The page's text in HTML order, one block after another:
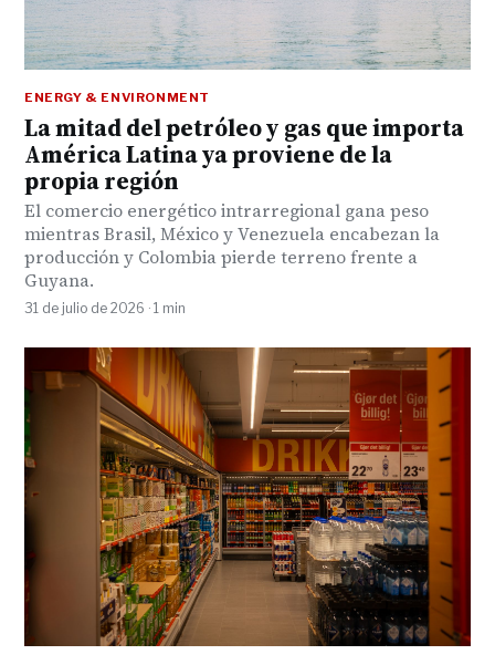
ENERGY & ENVIRONMENT
La mitad del petróleo y gas que importa
América Latina ya proviene de la
propia región
El comercio energético intrarregional gana peso
mientras Brasil, México y Venezuela encabezan la
producción y Colombia pierde terreno frente a
Guyana.
31 de julio de 2026 · 1 min